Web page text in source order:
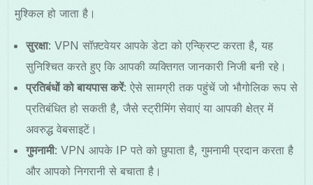
मुश्किल हो जाता है।
सुरक्षा: VPN सॉफ़्टवेयर आपके डेटा को एन्क्रिप्ट करता है, यह
सुनिश्चित करते हुए कि आपकी व्यक्तिगत जानकारी निजी बनी रहे।
प्रतिबंधों को बायपास करें: ऐसे सामग्री तक पहुंचें जो भौगोलिक रूप से
प्रतिबंधित हो सकती है, जैसे स्ट्रीमिंग सेवाएं या आपकी क्षेत्र में
अवरुद्ध वेबसाइटें।
गुमनामी: VPN आपके IP पते को छुपाता है, गुमनामी प्रदान करता है
और आपको निगरानी से बचाता है।